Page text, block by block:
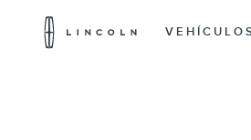
Lincoln